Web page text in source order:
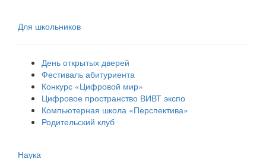
Для школьников
День открытых дверей
Фестиваль абитуриента
Конкурс «Цифровой мир»
Цифровое пространство ВИВТ экспо
Компьютерная школа «Перспектива»
Родительский клуб
Наука